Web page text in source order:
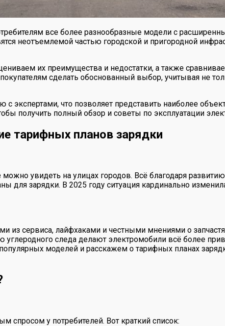
все более разнообразные модели с
неотъемлемой частью городской и пригородной
их преимущества и недостатки, а также
сделать обоснованный выбор, учитывая не
экспертами, что позволяет представить наиболее
получить полный обзор и советы по эксплуатации
тарифных планов зарядки
увидеть на улицах городов. Всё благодаря
для зарядки. В 2025 году ситуация кардинально
сервиса, лайфхаками и честными мнениями о
следа делают электромобили всё более
моделей и расскажем о тарифных планах
у потребителей. Вот краткий список: